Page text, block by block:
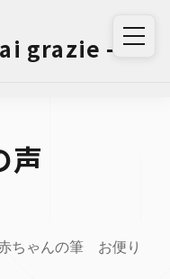
ai grazie -
声
ちゃんの筆 お便り